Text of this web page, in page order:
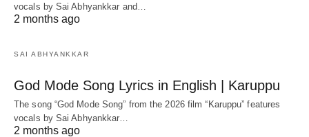
vocals by Sai Abhyankkar‬ and…
2 months ago
SAI ABHYANKKAR
God Mode Song Lyrics in English | Karuppu
The song “God Mode Song” from the 2026 film “Karuppu” features
vocals by Sai Abhyankkar‬…
2 months ago